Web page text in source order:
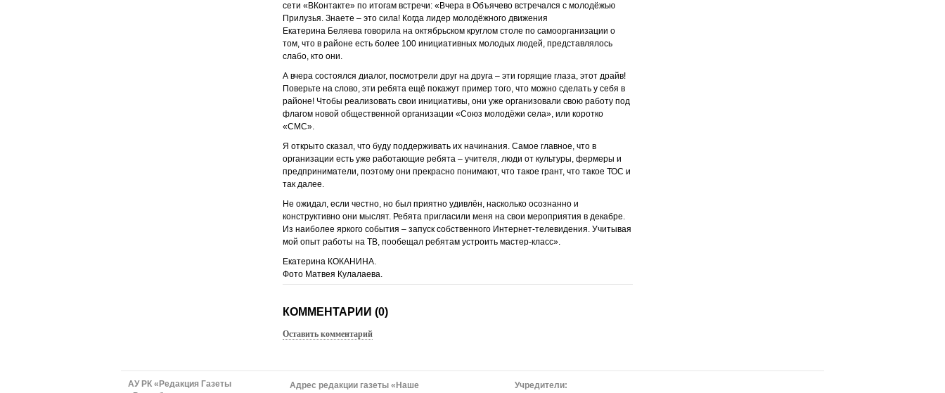
сети «ВКонтакте» по итогам встречи: «Вчера в Объячево встречался с молодёжью
Прилузья. Знаете – это сила! Когда лидер молодёжного движения
Екатерина Беляева говорила на октябрьском круглом столе по самоорганизации о
том, что в районе есть более 100 инициативных молодых людей, представлялось
слабо, кто они.
А вчера состоялся диалог, посмотрели друг на друга – эти горящие глаза, этот драйв!
Поверьте на слово, эти ребята ещё покажут пример того, что можно сделать у себя в
районе! Чтобы реализовать свои инициативы, они уже организовали свою работу под
флагом новой общественной организации «Союз молодёжи села», или коротко
«СМС».
Я открыто сказал, что буду поддерживать их начинания. Самое главное, что в
организации есть уже работающие ребята – учителя, люди от культуры, фермеры и
предприниматели, поэтому они прекрасно понимают, что такое грант, что такое ТОС и
так далее.
Не ожидал, если честно, но был приятно удивлён, насколько осознанно и
конструктивно они мыслят. Ребята пригласили меня на свои мероприятия в декабре.
Из наиболее яркого события – запуск собственного Интернет-телевидения. Учитывая
мой опыт работы на ТВ, пообещал ребятам устроить мастер-класс».
Екатерина КОКАНИНА.
Фото Матвея Кулалаева.
КОММЕНТАРИИ (0)
Оставить комментарий
АУ РК «Редакция Газеты
Адрес редакции газеты «Наше Учредители: